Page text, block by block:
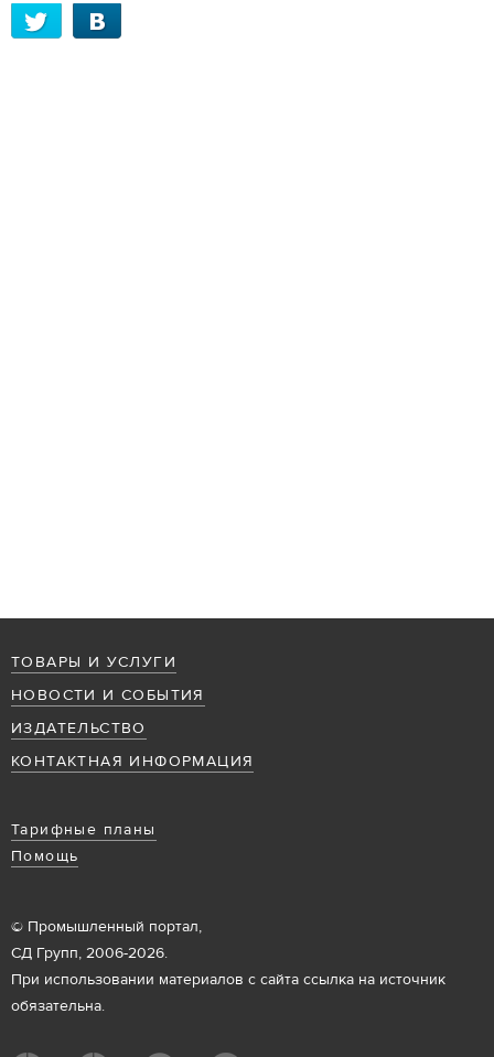
ТОВАРЫ И УСЛУГИ
НОВОСТИ И СОБЫТИЯ
ИЗДАТЕЛЬСТВО
КОНТАКТНАЯ ИНФОРМАЦИЯ
Тарифные планы
Помощь
© Промышленный портал,
СД Групп, 2006-2026.
При использовании материалов с сайта ссылка на источник
обязательна.